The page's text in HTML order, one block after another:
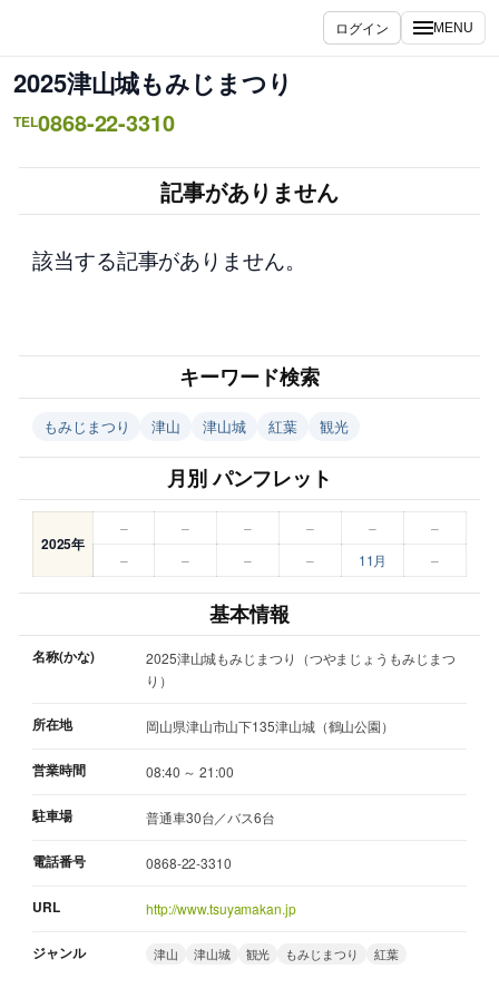
を
ス
キ
ログイン MENU
2025津山城もみじまつり
TEL0868-22-3310
記事がありません
該当する記事がありません。
キーワード検索
もみじまつり 津山 津山城 紅葉 観光
月別 パンフレット
2025年
– – – – –
–
–
– – – 11月 –
基本情報
名称(かな)
2025津山城もみじまつり（つやまじょうもみじまつ
り）
所在地 岡山県津山市山下135津山城（鶴山公園）
営業時間 08:40 ～ 21:00
駐車場 普通車30台／バス6台
電話番号 0868-22-3310
URL http://www.tsuyamakan.jp
ジャンル 津山 津山城 観光 もみじまつり 紅葉